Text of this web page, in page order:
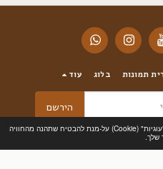
אתר זה משתמש ב"עוגיות" (Cookie) על-מנת להבטיח שתהנה מהחוויה
שלך.
תמונות בלוג עוד
הירשם
SIGALFLOWERS-פרחי סיגל תל מונד